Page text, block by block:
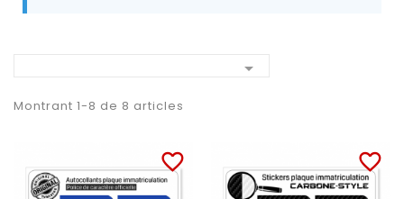

Montrant 1-8 de 8 articles
favorite_border favorite_border